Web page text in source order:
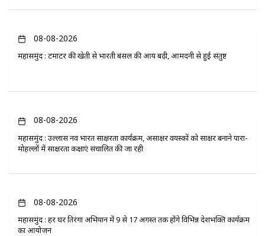
08-08-2026
महासमुंद : टमाटर की खेती से भारती बंसल की आय बढ़ी, आमदनी से हुई संतुष्ट
08-08-2026
महासमुंद : उल्लास नव भारत साक्षरता कार्यक्रम, असाक्षर वयस्कों को साक्षर बनाने पारा-
मोहल्लों में साक्षरता कक्षाएं संचालित की जा रही
08-08-2026
महासमुंद : हर घर तिरंगा अभियान में 9 से 17 अगस्त तक होंगे विभिन्न देशभक्ति कार्यक्रम
का आयोजन